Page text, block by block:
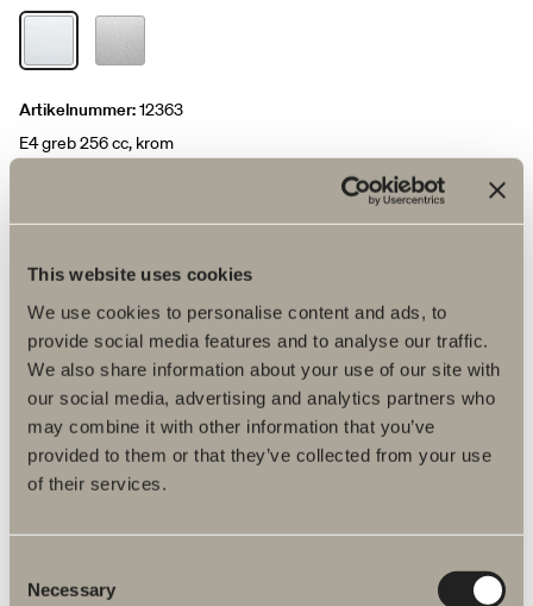
This website uses cookies
We use cookies to personalise content and ads, to
provide social media features and to analyse our traffic.
We also share information about your use of our site with
our social media, advertising and analytics partners who
may combine it with other information that you’ve
provided to them or that they’ve collected from your use
of their services.
Selection
Necessary
Artikelnummer:12363
E4 greb 256 cc, krom
Pris 180 kr.
Find forhandler
Produktfakta